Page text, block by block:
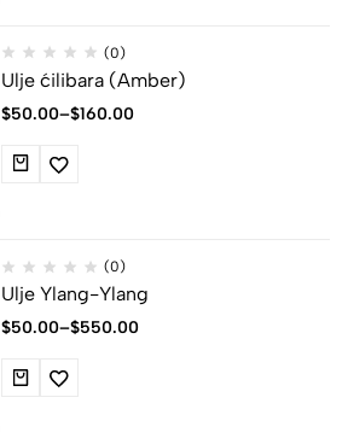
(0)
Ulje ćilibara (Amber)
$50.00–$160.00
(0)
Ulje Ylang-Ylang
$50.00–$550.00